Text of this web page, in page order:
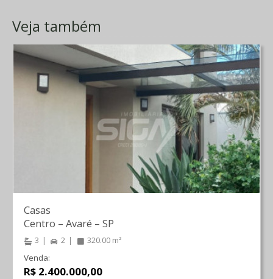
Veja também
Casas
Centro – Avaré – SP
3 2 320.00 m²
Venda:
R$ 2.400.000,00